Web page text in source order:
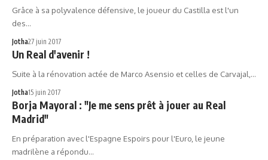
Grâce à sa polyvalence défensive, le joueur du Castilla est l'un
des…
Jotha27 juin 2017
Un Real d'avenir !
Suite à la rénovation actée de Marco Asensio et celles de Carvajal,…
Jotha15 juin 2017
Borja Mayoral : "Je me sens prêt à jouer au Real
Madrid"
En préparation avec l'Espagne Espoirs pour l'Euro, le jeune
madrilène a répondu…